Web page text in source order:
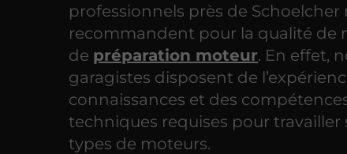
professionnels près de Schoelcher
recommandent pour la qualité de
de préparation moteur. En effet,
garagistes disposent de
connaissances et des
techniques requises pour travailler
types de moteurs.